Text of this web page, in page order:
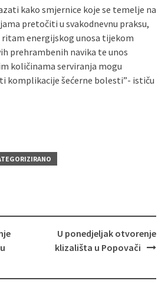
kako smjernice koje se temelje na
pretočiti u svakodnevnu praksu,
energijskog unosa tijekom
prehrambenih navika te unos
količinama serviranja mogu
komplikacije šećerne bolesti”- ističu
U ponedjeljak otvorenje
klizališta u Popovači